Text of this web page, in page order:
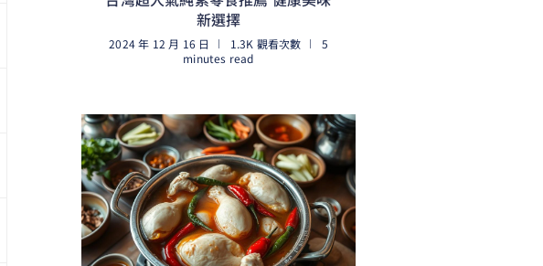
新選擇
2024 年 12 月 16 日 1.3K 觀看次數
5
minutes read